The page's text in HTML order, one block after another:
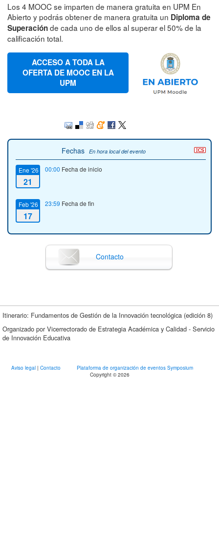
Los 4 MOOC se imparten de manera gratuita en UPM En
Abierto y podrás obtener de manera gratuita un Diploma de
Superaciónde cada uno de ellos al superar el 50% de la
calificación total.
ACCESO A TODA LA
OFERTA DE MOOC EN LA
UPM
Fechas En hora local del evento
Ene '26
21
00:00 Fecha de inicio
Feb '26
17
23:59 Fecha de fin
Contacto
Itinerario: Fundamentos de Gestión de la Innovación tecnológica (edición 8)
Organizado por Vicerrectorado de Estrategia Académica y Calidad - Servicio
de Innovación Educativa
Aviso legal | Contacto
Plataforma de organización de eventos Symposium
Copyright © 2026